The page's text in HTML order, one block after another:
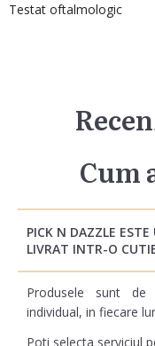
Testat oftalmologic
Cum
PICK N DAZZLE
LIVRAT INTR-O
Produsele sunt de
individual, in fiecare
Poti selecta serviciul